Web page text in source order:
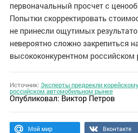
первоначальный просчет с
Попытки скорректировать
не принесли ощутимых
невероятно сложно закрепиться
высококонкурентном российском
Источник: Эксперты предрекли
российском автомобильном рынке
Опубликовал: Виктор Петров
Мой мир
Вконтакте